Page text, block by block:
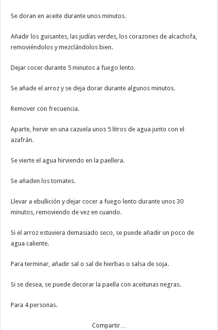
Se doran en aceite durante unos minutos.
Añadir los guisantes, las judías verdes, los corazones de alcachofa,
removiéndolos y mezclándolos bien.
Dejar cocer durante 5 minutos a fuego lento.
Se añade el arroz y se deja dorar durante algunos minutos.
Remover con frecuencia.
Aparte, hervir en una cazuela unos 5 litros de agua junto con el
azafrán.
Se vierte el agua hirviendo en la paellera.
Se añaden los tomates.
Llevar a ebullición y dejar cocer a fuego lento durante unos 30
minutos, removiendo de vez en cuando.
Si el arroz estuviera demasiado seco, se puede añadir un poco de
agua caliente.
Para terminar, añadir sal o sal de hierbas o salsa de soja.
Si se desea, se puede decorar la paella con aceitunas negras.
Para 4 personas.
Compartir…